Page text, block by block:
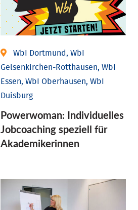
WbI Dortmund, WbI
Gelsenkirchen-Rotthausen, WbI
Essen, WbI Oberhausen, WbI
Duisburg
Powerwoman: Individu­elles
Job­coaching speziell für
Aka­demiker­innen